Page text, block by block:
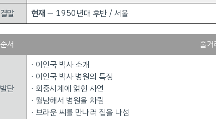
결말
현재— 1950년대 후반 / 서울
순서 줄거
발단
· 이인국 박사 소개
· 이인국 박사 병원의 특징
· 회중시계에 얽힌 사연
· 월남해서 병원을 차림
· 브라운 씨를 만나러 집을 나섬